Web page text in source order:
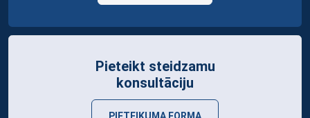
Pieteikt steidzamu
konsultāciju